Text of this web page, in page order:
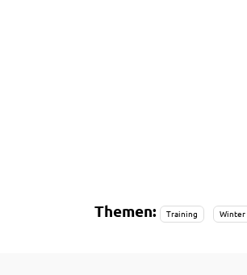
Themen: Training Winter